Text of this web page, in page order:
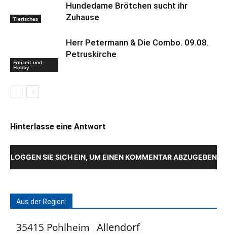
Tierisches
Hundedame Brötchen sucht ihr
Zuhause
Freizeit und
Hobby
Herr Petermann & Die Combo. 09.08.
Petruskirche
Hinterlasse eine Antwort
LOGGEN SIE SICH EIN, UM EINEN KOMMENTAR ABZUGEBEN
Aus der Region:
35415 Pohlheim Allendorf